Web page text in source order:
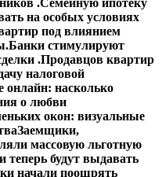
на особых условиях
под влиянием
Банки стимулируют
.Продавцов квартир
налоговой
онлайн: насколько
о любви
окон: визуальные
Заемщики,
массовую льготную
будут выдавать
начали поощрять